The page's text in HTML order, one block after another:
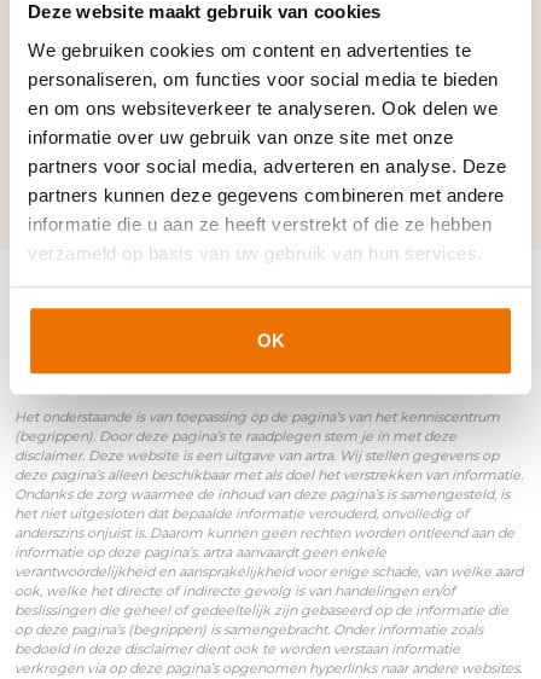
Deze website maakt gebruik van cookies
We gebruiken cookies om content en advertenties te
personaliseren, om functies voor social media te bieden
en om ons websiteverkeer te analyseren. Ook delen we
informatie over uw gebruik van onze site met onze
partners voor social media, adverteren en analyse. Deze
partners kunnen deze gegevens combineren met andere
informatie die u aan ze heeft verstrekt of die ze hebben
verzameld op basis van uw gebruik van hun services.
OK
Verwante termen en
synoniemen:
Doelgroep
UWV
Disclaimer
Het onderstaande is van toepassing op de pagina’s van het kenniscentrum
(begrippen). Door deze pagina’s te raadplegen stem je in met deze
disclaimer. Deze website is een uitgave van artra. Wij stellen gegevens op
deze pagina’s alleen beschikbaar met als doel het verstrekken van informatie.
Ondanks de zorg waarmee de inhoud van deze pagina’s is samengesteld, is
het niet uitgesloten dat bepaalde informatie verouderd, onvolledig of
anderszins onjuist is. Daarom kunnen geen rechten worden ontleend aan de
informatie op deze pagina’s. artra aanvaardt geen enkele
verantwoordelijkheid en aansprakelijkheid voor enige schade, van welke aard
ook, welke het directe of indirecte gevolg is van handelingen en/of
beslissingen die geheel of gedeeltelijk zijn gebaseerd op de informatie die
op deze pagina’s (begrippen) is samengebracht. Onder informatie zoals
bedoeld in deze disclaimer dient ook te worden verstaan informatie
verkregen via op deze pagina’s opgenomen hyperlinks naar andere websites.